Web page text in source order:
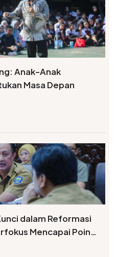
Anak-Anak
Masa Depan
dalam Reformasi
Mencapai Poin